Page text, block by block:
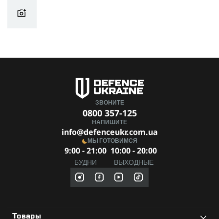
ЗВОНИТЕ
0800 357-125
НАПИШИТЕ
info@defenceukr.com.ua
МЫ ГОТОВИМСЯ
9:00 - 21:00
БУДНИ
10:00 - 20:00
ВЫХОДНЫЕ
Товары